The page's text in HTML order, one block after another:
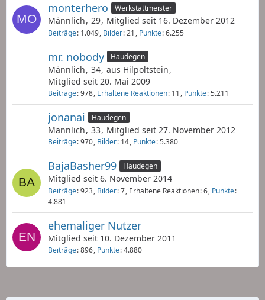
monterhero Werkstattmeister
Männlich 29 Mitglied seit 16. Dezember 2012
Beiträge 1.049 Bilder 21 Punkte 6.255
mr. nobody Haudegen
Männlich 34 aus Hilpoltstein
Mitglied seit 20. Mai 2009
Beiträge 978 Erhaltene Reaktionen 11 Punkte 5.211
jonanai Haudegen
Männlich 33 Mitglied seit 27. November 2012
Beiträge 970 Bilder 14 Punkte 5.380
BajaBasher99 Haudegen
Mitglied seit 6. November 2014
Beiträge 923 Bilder 7 Erhaltene Reaktionen 6 Punkte
4.881
ehemaliger Nutzer
Mitglied seit 10. Dezember 2011
Beiträge 896 Punkte 4.880